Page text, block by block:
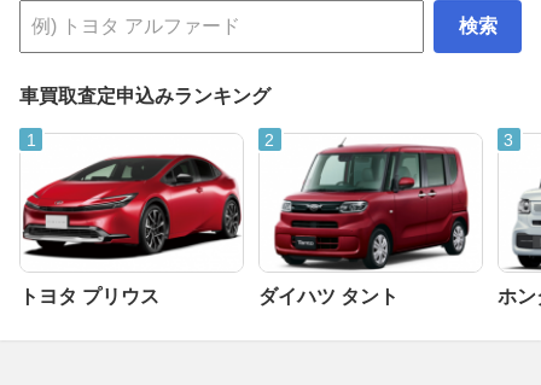
検索
車買取査定申込みランキング
トヨタ プリウス ダイハツ タント ホン